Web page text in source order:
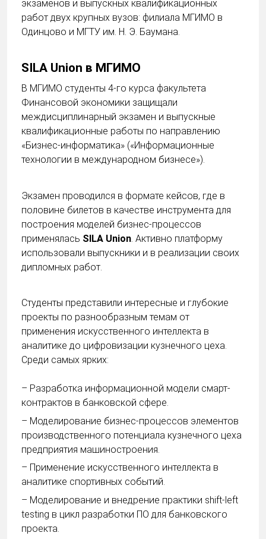
экзаменов и выпускных квалификационных
работ двух крупных вузов: филиала МГИМО в
Одинцово и МГТУ им. Н. Э. Баумана.
SILA Union в МГИМО
В МГИМО студенты 4-го курса факультета
Финансовой экономики защищали
междисциплинарный экзамен и выпускные
квалификационные работы по направлению
«Бизнес‑информатика» («Информационные
технологии в международном бизнесе»).
Экзамен проводился в формате кейсов, где в
половине билетов в качестве инструмента для
построения моделей бизнес‑процессов
применялась SILA Union . Активно платформу
использовали выпускники и в реализации своих
дипломных работ.
Студенты представили интересные и глубокие
проекты по разнообразным темам от
применения искусственного интеллекта в
аналитике до цифровизации кузнечного цеха.
Среди самых ярких:
– Разработка информационной модели смарт-
контрактов в банковской сфере.
– Моделирование бизнес-процессов элементов
производственного потенциала кузнечного цеха
предприятия машиностроения.
– Применение искусственного интеллекта в
аналитике спортивных событий.
– Моделирование и внедрение практики shift-left
testing в цикл разработки ПО для банковского
проекта.